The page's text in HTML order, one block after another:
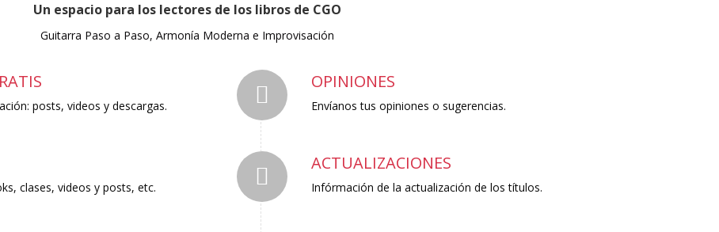
Un espacio para los lectores de los libros de CGO
Guitarra Paso a Paso, Armonía Moderna e Improvisación
posts, videos y descargas.
clases, videos y posts, etc.
OPINIONES
Envíanos tus opiniones o sugerencias.
ACTUALIZACIONES
Infórmación de la actualización de los títulos.